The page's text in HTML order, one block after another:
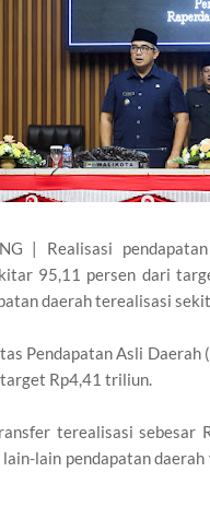
| Realisasi
95,11 persen dari
daerah terealisasi
Pendapatan Asli Daerah
Rp4,41 triliun.
terealisasi
lain pendapatan